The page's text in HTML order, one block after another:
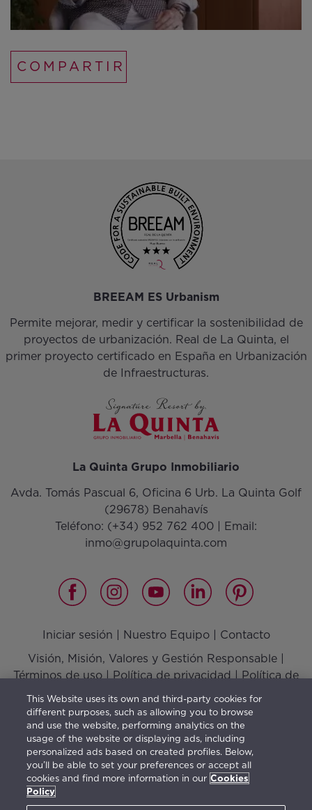
COMPARTIR
BREEAM ES Urbanism
Permite mejorar, medir y certificar la sostenibilidad de
proyectos de urbanización. Real de La Quinta, el
primer proyecto certificado en España en Urbanización
de Infraestructuras.
La Quinta Grupo Inmobiliario
Avda. Tomás Pascual 6, Oficina 6 Urb. La Quinta Golf
(29678) Benahavís
Teléfono: (+34) 952 762 400 | Email:
inmo@grupolaquinta.com
Iniciar sesión Nuestro Equipo| Contacto
Visión, Misión, Valores y Gestión Responsable
Términos de uso
Política de privacidad
Política de
El mobiliario indica una posible distribución y no está
incluido en la venta. La información facilitada con este
contenido es orientativa y de carácter general estando
This Website uses its own and third-party cookies for
different purposes, such as allowing you to browse
and use the website, performing analytics on the
usage of the website or displaying ads, including
personalized ads based on created profiles. Below,
you’ll be able to set your preferences or accept all
cookies and find more information in our Cookies
Policy